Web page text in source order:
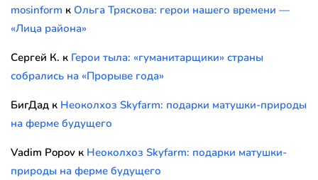
mosinform к Ольга Тряскова: герои нашего времени —
«Лица района»
Сергей К. к Герои тыла: «гуманитарщики» страны
собрались на «Прорыве года»
БигДад к Неоколхоз Skyfarm: подарки матушки-природы
на ферме будущего
Vadim Popov к Неоколхоз Skyfarm: подарки матушки-
природы на ферме будущего